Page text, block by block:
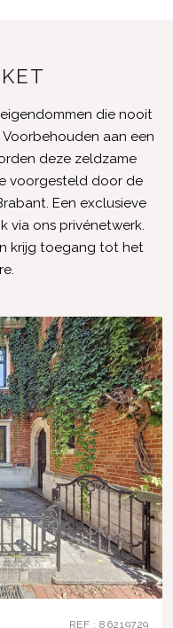
die nooit
aan een
deze zeldzame
voorgesteld door de
Een exclusieve
via ons privénetwerk.
krijg toegang tot het
REF : 86219729